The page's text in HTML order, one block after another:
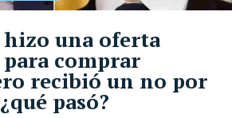
una oferta
comprar
recibió un no por
pasó?